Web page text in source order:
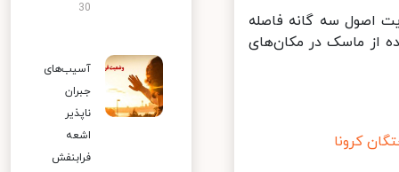
اصول سه گانه فاصله
ماسک در مکان‌های
کرونا
30
آسیب‌های
جبران
ناپذیر
اشعه
فرابنفش